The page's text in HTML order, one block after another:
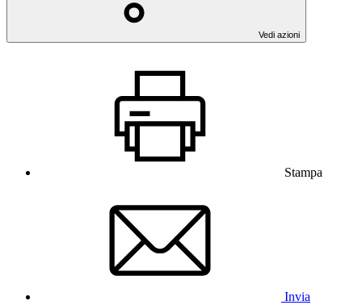
Vedi azioni
Stampa
Invia